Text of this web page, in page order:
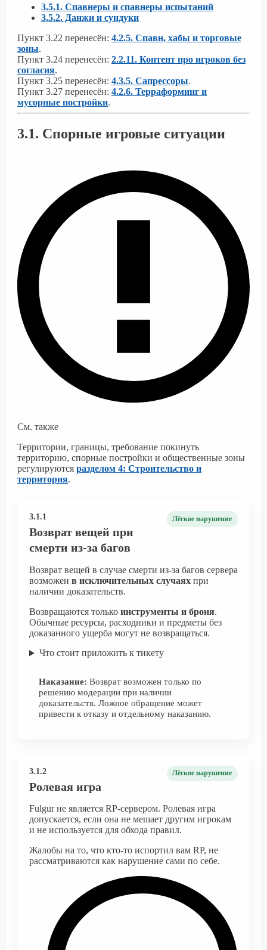
3.5.1. Спавнеры и спавнеры испытаний
3.5.2. Данжи и сундуки
Пункт 3.22 перенесён: 4.2.5. Спавн, хабы и торговые
зоны.
Пункт 3.24 перенесён: 2.2.11. Контент про игроков без
согласия.
Пункт 3.25 перенесён: 4.3.5. Сапрессоры.
Пункт 3.27 перенесён: 4.2.6. Терраформинг и
мусорные постройки.
3.1. Спорные игровые ситуации
См. также
Территории, границы, требование покинуть
территорию, спорные постройки и общественные зоны
регулируются разделом 4: Строительство и
территория.
3.1.1
Возврат вещей при
смерти из-за багов
Лёгкое нарушение
Возврат вещей в случае смерти из-за багов сервера
возможен в исключительных случаях при
наличии доказательств.
Возвращаются только инструменты и броня.
Обычные ресурсы, расходники и предметы без
доказанного ущерба могут не возвращаться.
Что стоит приложить к тикету
Наказание: Возврат возможен только по
решению модерации при наличии
доказательств. Ложное обращение может
привести к отказу и отдельному наказанию.
3.1.2
Ролевая игра
Лёгкое нарушение
Fulgur не является RP-сервером. Ролевая игра
допускается, если она не мешает другим игрокам
и не используется для обхода правил.
Жалобы на то, что кто-то испортил вам RP, не
рассматриваются как нарушение сами по себе.